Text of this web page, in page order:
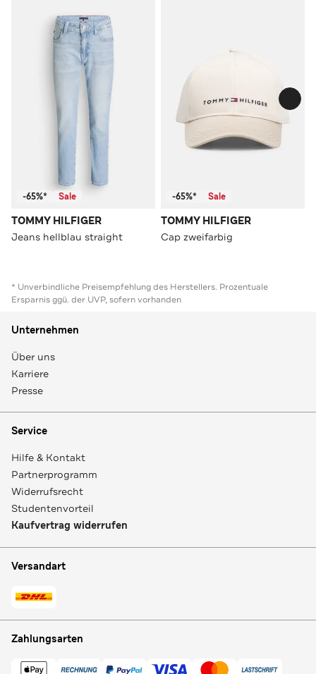
-65%* Sale
TOMMY HILFIGER
Jeans hellblau straight
-65%* Sale
TOMMY HILFIGER
Cap zweifarbig
* Unverbindliche Preisempfehlung des Herstellers. Prozentuale
Ersparnis ggü. der UVP, sofern vorhanden
Unternehmen
Über uns
Karriere
Presse
Service
Hilfe & Kontakt
Partnerprogramm
Widerrufsrecht
Studentenvorteil
Kaufvertrag widerrufen
Versandart
Zahlungsarten